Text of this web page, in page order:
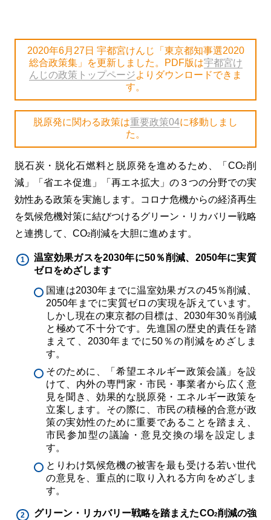
2020年6月27日 宇都宮けんじ「東京都知事選2020
総合政策集」を更新しました。PDF版は宇都宮け
んじの政策トップページよりダウンロードできま
す。
脱原発に関わる政策は重要政策04に移動しまし
た。
脱石炭・脱化石燃料と脱原発を進めるため、「CO2削
減」「省エネ促進」「再エネ拡大」の３つの分野での実
効性ある政策を実施します。コロナ危機からの経済再生
を気候危機対策に結びつけるグリーン・リカバリー戦略
と連携して、CO2削減を大胆に進めます。
温室効果ガスを2030年に50％削減、2050年に実質
ゼロをめざします
国連は2030年までに温室効果ガスの45％削減、
2050年までに実質ゼロの実現を訴えています。
しかし現在の東京都の目標は、2030年30％削減
と極めて不十分です。先進国の歴史的責任を踏
まえて、2030年までに50％の削減をめざしま
す。
そのために、「希望エネルギー政策会議」を設
けて、内外の専門家・市民・事業者から広く意
見を聞き、効果的な脱原発・エネルギー政策を
立案します。その際に、市民の積極的合意が政
策の実効性のために重要であることを踏まえ、
市民参加型の議論・意見交換の場を設定しま
す。
とりわけ気候危機の被害を最も受ける若い世代
の意見を、重点的に取り入れる方向をめざしま
す。
グリーン・リカバリー戦略を踏まえたCO2削減の強